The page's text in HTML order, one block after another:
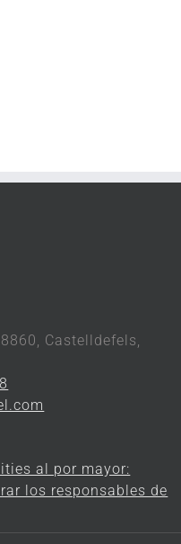
Castelldefels,
al por mayor:
los responsables de